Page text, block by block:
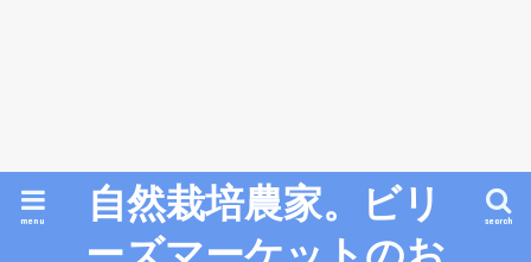
自然栽培農家。ビリ
search
menu